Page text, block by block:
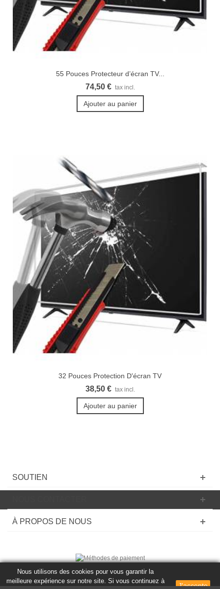
55 Pouces Protecteur d’écran TV...
74,50 € tax incl.
Ajouter au panier
32 Pouces Protection D'écran TV
38,50 € tax incl.
Ajouter au panier
Nous utilisons des cookies pour vous garantir la
meilleure expérience sur notre site. Si vous continuez à
J'accepte
SOUTIEN
À PROPOS DE NOUS
© 2020 Powered by Presta Shop™. Tous les droits sont réservés